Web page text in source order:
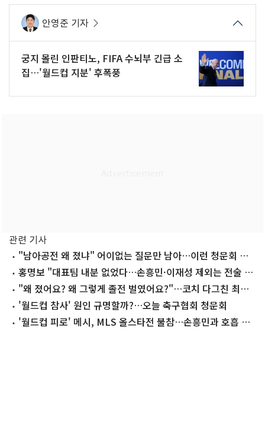
안영준 기자
궁지 몰린 인판티노, FIFA 수뇌부 긴급 소
집…'월드컵 지분' 후폭풍
관련 기사
"남아공전 왜 졌냐" 어이없는 질문만 남아…이런 청문회 왜
했나?
홍명보 "대표팀 내분 없었다…손흥민·이재성 제외는 전술 때
문""왜 졌어요? 왜 그렇게 졸전 벌였어요?"…코치 다그친 최민
희 '월드컵 참사' 원인 규명할까?…오늘 축구협회 청문회
'월드컵 피로' 메시, MLS 올스타전 불참…손흥민과 호흡 무